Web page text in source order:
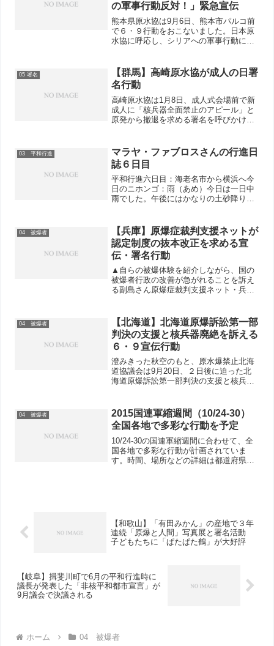
の軍事行動反対！」緊急宣伝
熊本県原水協は9月6日、熊本市パルコ前
で６・９行動をおこないました。日本原
水協に呼応し、シリアへの軍事行動に反
熊本県民主医療機関連合会（民医連）を
中心に17人が参加。2...
05 署名
【群馬】高崎原水協が成人の日署
名行動
高崎原水協は1月8日、成人式会場前で新
成人に「核兵器全面禁止のアピール」と
原発から撤退を求める署名を呼びかけま
止署名が寄せられました。（高崎原水
協 朝岡和夫）
03 平和行進
マラヤ・ファブロスさんの行進日
誌６日目
平和行進六日目：海老名市から横浜へ今
日のニホンゴ：雨（あめ）今日は一日中
雨でした。午後にはかなりの土砂降りに
れました。賛同を表明してくれただけで
なく、海老名市役所の正面...
04 被爆者
【兵庫】原爆症裁判支援ネットが
認定制度の抜本改正を求める宣
伝・署名行動
▲自らの被爆体験を紹介しながら、国の
被爆者行政の改善が急がれることを訴え
る副島さん原爆症裁判支援ネット・兵庫
る宣伝・署名行動を行いました。日本被
団協、原爆症認定集団訴...
04 被爆者
【北海道】北海道原爆訴訟第一部
判決の支援と核兵器廃絶を訴える
６・９宣伝行動
澄みきった秋空のもと、原水爆禁止北海
道協議会は9月20日、２日後に迫った北
海道原爆訴訟第一部判決の支援と核兵器
04 被爆者
2015国連軍縮週間（10/24-30）
全国各地で多彩な行動を予定
10/24-30の国連軍縮週間に合わせて、全
国各地で多彩な行動が計画されていま
す。時間、場所などの詳細は都道府県原
【和歌山】「有田みかん」の産地で３年
連続「原爆と人間」写真展と署名活動
子どもたちに「ぱたぱた鶴」が大好評
【岐阜】揖斐川町で6月の平和行進時に
議長が発表した「非核平和都市宣言」が
9月議会で決議される
ホーム 04 被爆者